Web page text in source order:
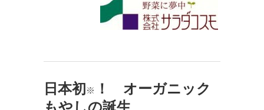
日本初 ※
！ オーガニック